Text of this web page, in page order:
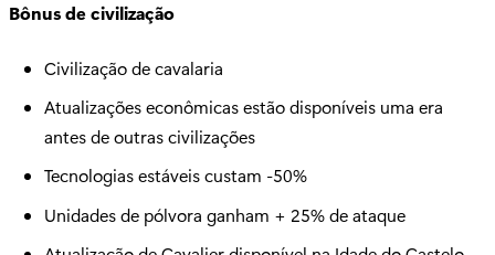
Bônus de civilização
Civilização de cavalaria
Atualizações econômicas estão disponíveis uma era
antes de outras civilizações
Tecnologias estáveis custam -50%
Unidades de pólvora ganham + 25% de ataque